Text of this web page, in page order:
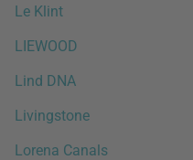
Le Klint
LIEWOOD
Lind DNA
Livingstone
Lorena Canals